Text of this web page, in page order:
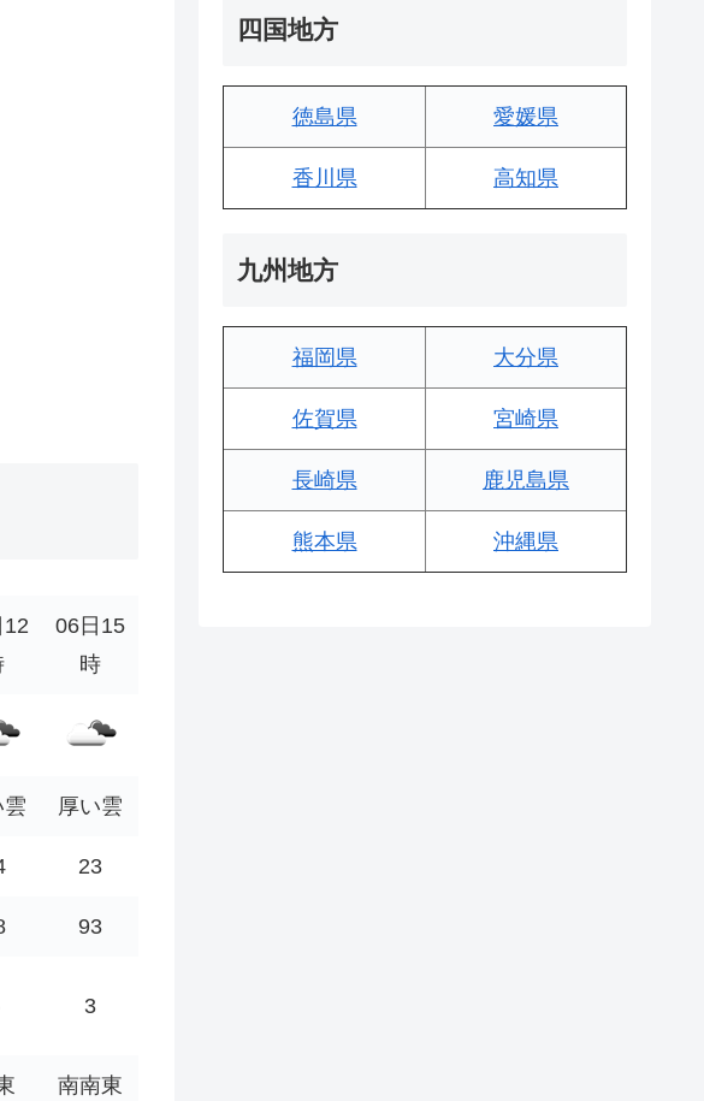
06日15
時
雲 厚い雲
23
93
3
南南東
四国地方
徳島県 愛媛県
香川県 高知県
九州地方
福岡県 大分県
佐賀県 宮崎県
長崎県 鹿児島県
熊本県 沖縄県